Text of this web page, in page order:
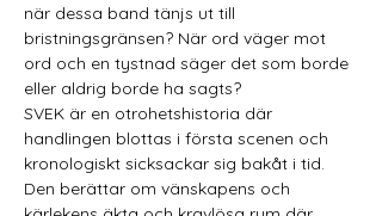
när dessa band tänjs ut till
bristningsgränsen? När ord väger mot
ord och en tystnad säger det som borde
eller aldrig borde ha sagts?
SVEK är en otrohetshistoria där
handlingen blottas i första scenen och
kronologiskt sicksackar sig bakåt i tid.
Den berättar om vänskapens och